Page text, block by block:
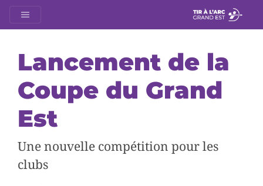
Lancement de la
Coupe du Grand
Est
Une nouvelle compétition pour les
clubs